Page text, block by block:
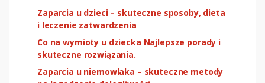
Zaparcia u dzieci – skuteczne sposoby, dieta
i leczenie zatwardzenia
Co na wymioty u dziecka Najlepsze porady i
skuteczne rozwiązania.
Zaparcia u niemowlaka – skuteczne metody